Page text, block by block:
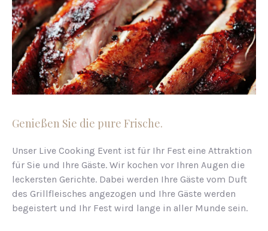
Genießen Sie die pure Frische.
Unser Live Cooking Event ist für Ihr Fest eine Attraktion
für Sie und Ihre Gäste. Wir kochen vor Ihren Augen die
leckersten Gerichte. Dabei werden Ihre Gäste vom Duft
des Grillfleisches angezogen und Ihre Gäste werden
begeistert und Ihr Fest wird lange in aller Munde sein.